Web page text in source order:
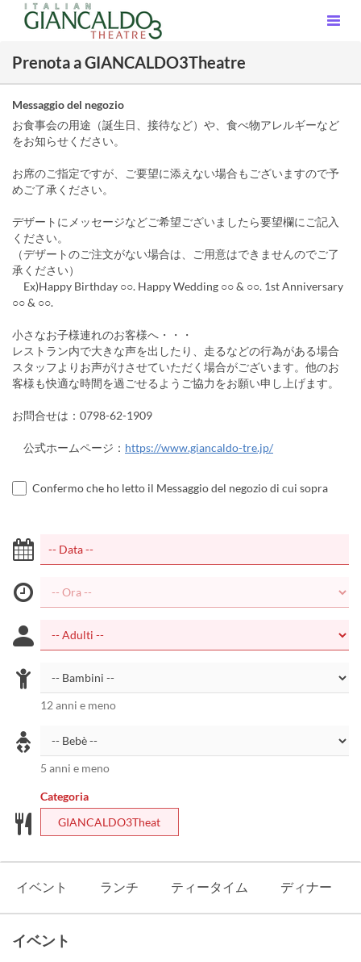
Prenota a GIANCALDO3Theatre
Messaggio del negozio
お食事会の用途（誕生日、接待など）や、食べ物アレルギーなど
をお知らせください。
お席のご指定ですが、ご要望に添えない場合もございますので予
めご了承ください。
デザートにメッセージなどご希望ございましたら要望欄にご記入
ください。
（デザートのご注文がない場合は、ご用意はできませんのでご了
承ください）
Ex)Happy Birthday ○○. Happy Wedding ○○ & ○○. 1st Anniversary
○○ & ○○.
小さなお子様連れのお客様へ・・・
レストラン内で大きな声を出したり、走るなどの行為がある場合
スタッフよりお声がけさせていただく場合がございます。他のお
客様も快適な時間を過ごせるようご協力をお願い申し上げます。
お問合せは：0798-62-1909
公式ホームページ： https://www.giancaldo-tre.jp/
Confermo che ho letto il Messaggio del negozio di cui sopra
12 anni e meno
5 anni e meno
Categoria
GIANCALDO3Theat
イベント ランチ ティータイム ディナー
イベント